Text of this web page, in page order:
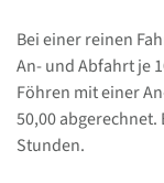
Bei einer reinen
An- und Abfahrt je
Föhren mit einer
50,00 abgerechnet.
Stunden.